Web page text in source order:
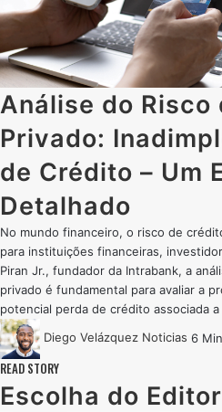
Análise do Risco
Privado:
de Crédito – Um
Detalhado
No mundo financeiro, o risco de
para instituições financeiras,
Piran Jr., fundador da Intrabank, a
privado é fundamental para avaliar a
potencial perda de crédito associada
Diego Velázquez Noticias 6
READ STORY
Escolha do Editor